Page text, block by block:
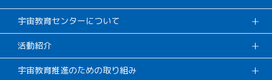
宇宙教育センターについて
活動紹介
宇宙教育推進のための取り組み